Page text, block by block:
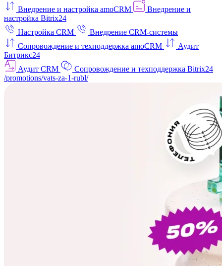
Внедрение и настройка amoCRM
Внедрение и
настройка Bitrix24
Настройка CRM
Внедрение CRM-системы
Сопровождение и техподдержка amoCRM
Аудит
Битрикс24
Аудит CRM
Сопровождение и техподдержка Bitrix24
/promotions/vats-za-1-rubl/